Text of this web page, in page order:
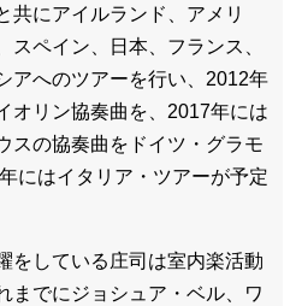
共にアイルランド、アメリ
スペイン、日本、フランス、
アへのツアーを行い、2012年
オリン協奏曲を、2017年には
スの協奏曲をドイツ・グラモ
にはイタリア・ツアーが予定
をしている庄司は室内楽活動
までにジョシュア・ベル、ワ